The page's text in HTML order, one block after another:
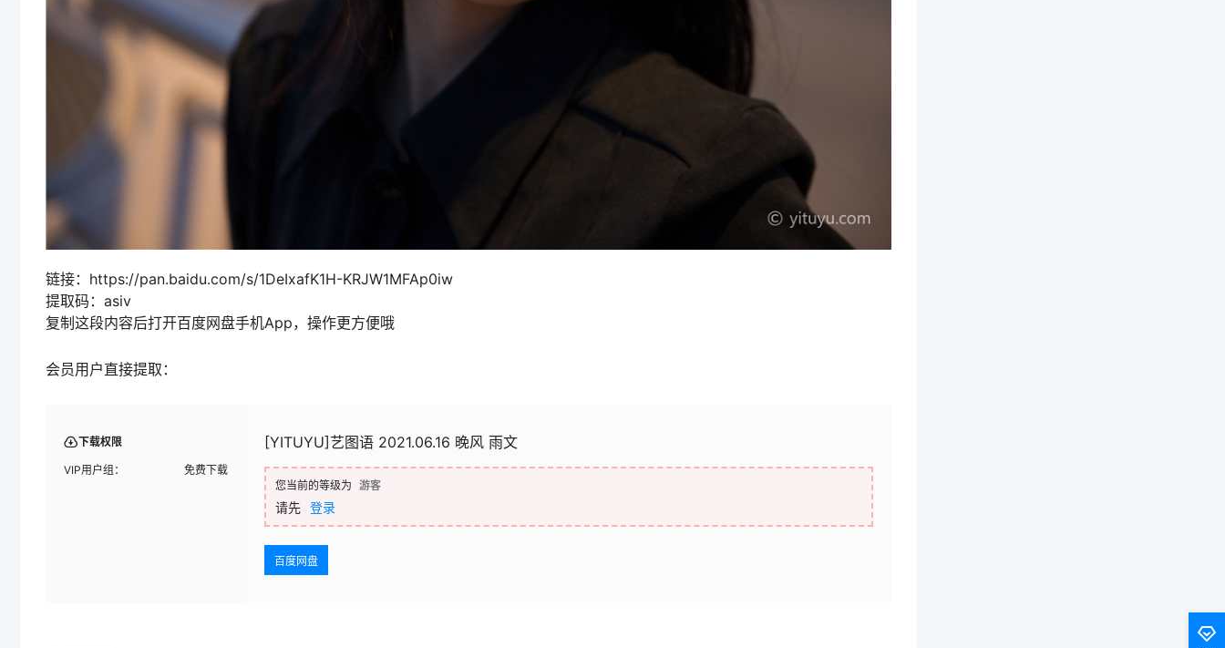
链接：https://pan.baidu.com/s/1DeIxafK1H-KRJW1MFAp0iw
提取码：asiv
复制这段内容后打开百度网盘手机App，操作更方便哦
会员用户直接提取：
下载权限
VIP用户组： 免费下载
[YITUYU]艺图语 2021.06.16 晚风 雨文
您当前的等级为 游客
请先 登录
百度网盘